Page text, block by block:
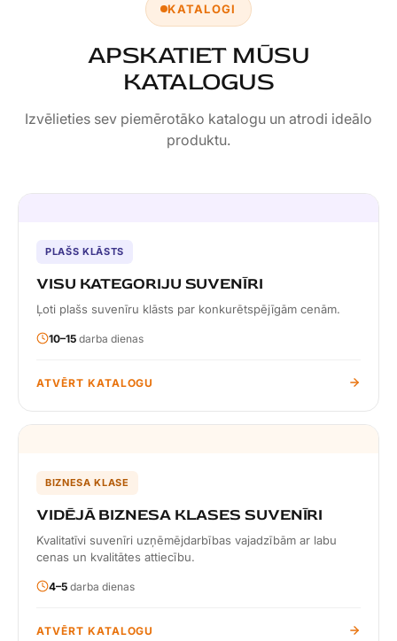
KATALOGI
APSKATIET MŪSU
KATALOGUS
Izvēlieties sev piemērotāko katalogu un atrodi ideālo
produktu.
PLAŠS KLĀSTS
VISU KATEGORIJU SUVENĪRI
Ļoti plašs suvenīru klāsts par konkurētspējīgām cenām.
10–15 darba dienas
ATVĒRT KATALOGU
BIZNESA KLASE
VIDĒJĀ BIZNESA KLASES SUVENĪRI
Kvalitatīvi suvenīri uzņēmējdarbības vajadzībām ar labu
cenas un kvalitātes attiecību.
4–5 darba dienas
ATVĒRT KATALOGU